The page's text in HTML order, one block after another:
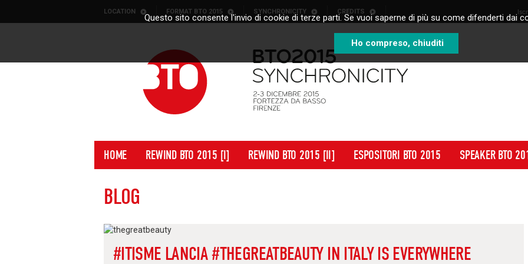
Skip to content
LOCATION FORMAT BTO 2015 SYNCHRONICITY CREDITS
HOME REWIND BTO 2015 [I] REWIND BTO 2015 [II] ESPOSITORI BTO 2015 SPEAKER BTO
BLOG
#ITISME LANCIA #THEGREATBEAUTY IN ITALY IS EVERYWHERE
Questo sito consente l'invio di cookie di terze parti. Se vuoi saperne di più su come difenderti dai
Ho compreso, chiuditi